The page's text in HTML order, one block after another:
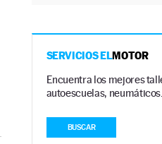
SERVICIOS ELMOTOR
Encuentra los mejores
autoescuelas, neumáticos…
BUSCAR